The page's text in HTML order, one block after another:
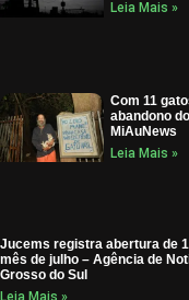
Leia Mais »
Com 11
abandono
MiAuNews
Leia Mais »
Jucems registra abertura de
mês de julho – Agência de
Grosso do Sul